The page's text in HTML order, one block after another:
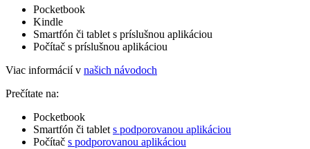
Pocketbook
Kindle
Smartfón či tablet s príslušnou aplikáciou
Počítač s príslušnou aplikáciou
Viac informácií v našich návodoch
Prečítate na:
Pocketbook
Smartfón či tablet s podporovanou aplikáciou
Počítač s podporovanou aplikáciou